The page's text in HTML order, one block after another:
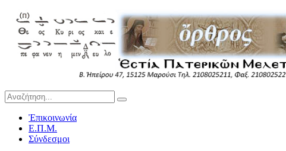
Ἐπικοινωνία
Ε.Π.Μ.
Σύνδεσμοι